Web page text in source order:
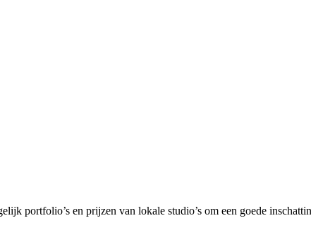
portfolio’s en prijzen van lokale studio’s om een goede